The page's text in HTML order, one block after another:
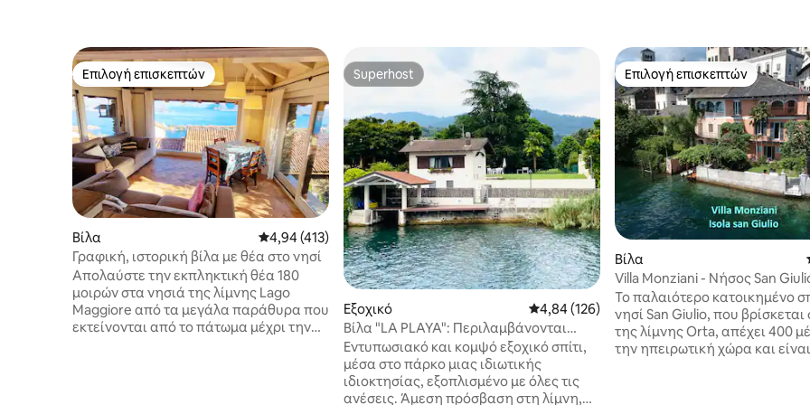
Επιλογή επισκεπτών
Επιλογή επισκεπτών
Βίλα Μέση βαθμολογία: 4,94 στα 5, 413 κριτικές
4,94 (413)
Γραφική, ιστορική βίλα με θέα στο νησί
Απολαύστε την εκπληκτική θέα 180
μοιρών στα νησιά της λίμνης Lago
Maggiore από τα μεγάλα παράθυρα που
εκτείνονται από το πάτωμα μέχρι την
Superhost
Superhost
Εξοχικό Μέση βαθμολογία: 4,84 στα 5, 126 κριτικές
4,84 (126)
Βίλα "LA PLAYA": Περιλαμβάνονται
ιδιωτική παραλία και αθλητισμός
Εντυπωσιακό και κομψό εξοχικό σπίτι,
μέσα στο πάρκο μιας ιδιωτικής
ιδιοκτησίας, εξοπλισμένο με όλες τις
ανέσεις. Άμεση πρόσβαση στη λίμνη,
Επιλογή επισκεπτών
Επιλογή επισκεπτών
Βίλα
Villa Monziani - Νήσος San
Orta (NO)
Το παλαιότερο κατοικημένο
νησί San Giulio, που
της λίμνης Orta, απέχει 400
την ηπειρωτική χώρα και είναι